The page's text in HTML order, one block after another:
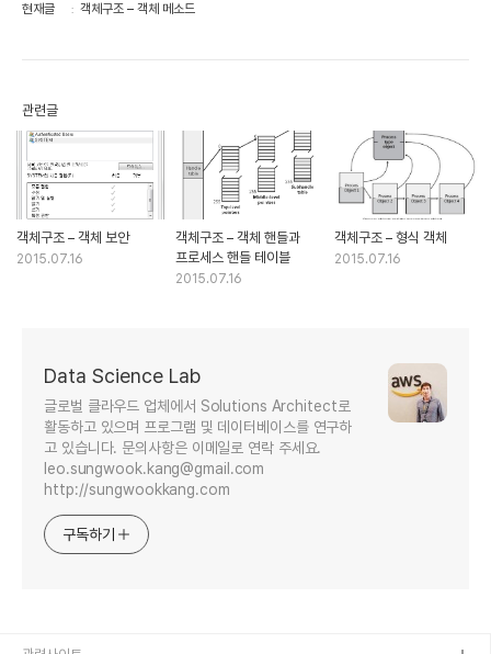
현재글 객체구조 – 객체 메소드
관련글
객체구조 – 객체 보안
2015.07.16
객체구조 – 객체 핸들과
프로세스 핸들 테이블
2015.07.16
객체구조 – 형식 객체
2015.07.16
Data Science Lab
글로벌 클라우드 업체에서 Solutions Architect로
활동하고 있으며 프로그램 및 데이터베이스를 연구하
고 있습니다. 문의사항은 이메일로 연락 주세요.
leo.sungwook.kang@gmail.com
http://sungwookkang.com
구독하기